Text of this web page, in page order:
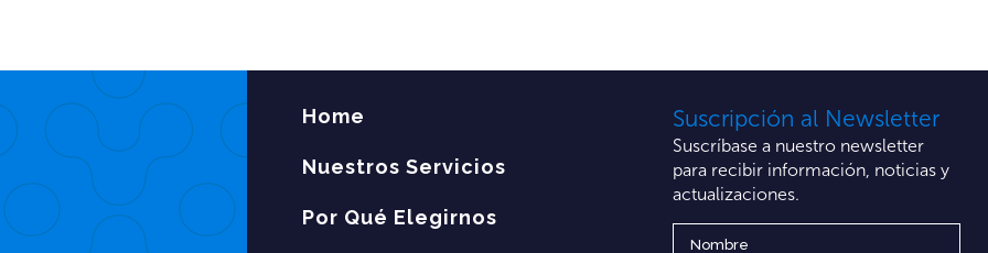
Home
Nuestros Servicios
Por Qué Elegirnos
Suscripción al Newsletter
Suscríbase a nuestro newsletter
para recibir información, noticias y
actualizaciones.